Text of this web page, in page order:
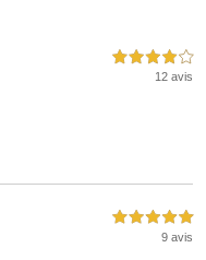
4,0 étoiles sur 5
12 avis
5,0 étoiles sur 5
9 avis